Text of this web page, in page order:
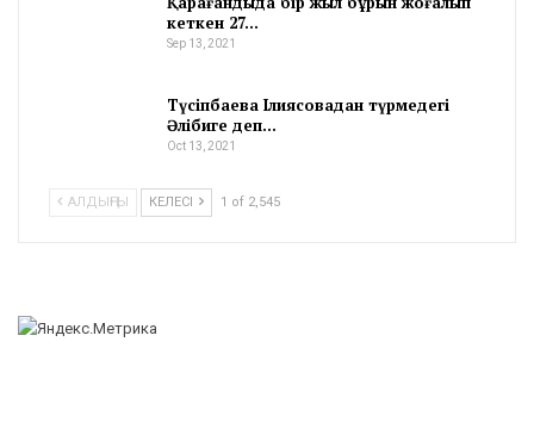
кеткен 27…
Sep 13, 2021
Түсіпбаева Ілиясовадан түрмедегі
Әлібиге деп…
Oct 13, 2021
АЛДЫҢҒЫ КЕЛЕСІ 1 of 2,545